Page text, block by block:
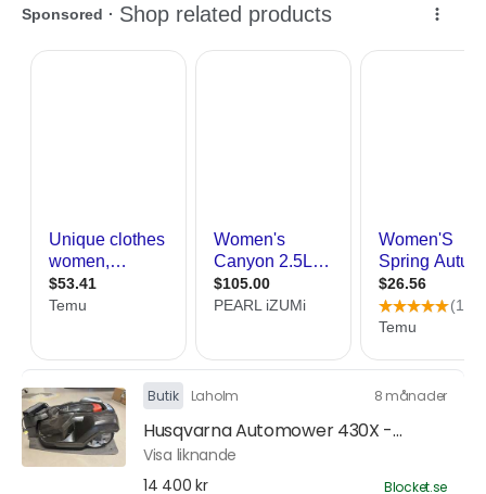
Butik Laholm 8 månader
Husqvarna Automower 430X -...
Visa liknande
14 400 kr
Blocket.se